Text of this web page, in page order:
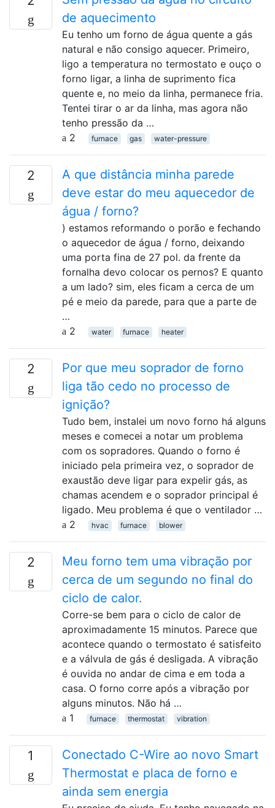
de aquecimento
Eu tenho um forno de água quente a gás
natural e não consigo aquecer. Primeiro,
ligo a temperatura no termostato e ouço o
forno ligar, a linha de suprimento fica
quente e, no meio da linha, permanece fria.
Tentei tirar o ar da linha, mas agora não
tenho pressão da …
2
furnace gas water-pressure
2
A que distância minha parede
deve estar do meu aquecedor de
água / forno?
) estamos reformando o porão e fechando
o aquecedor de água / forno, deixando
uma porta fina de 27 pol. da frente da
fornalha devo colocar os pernos? E quanto
a um lado? sim, eles ficam a cerca de um
pé e meio da parede, para que a parte de
…
2
water furnace heater
2
Por que meu soprador de forno
liga tão cedo no processo de
ignição?
Tudo bem, instalei um novo forno há alguns
meses e comecei a notar um problema
com os sopradores. Quando o forno é
iniciado pela primeira vez, o soprador de
exaustão deve ligar para expelir gás, as
chamas acendem e o soprador principal é
ligado. Meu problema é que o ventilador …
2
hvac furnace blower
2
Meu forno tem uma vibração por
cerca de um segundo no final do
ciclo de calor.
Corre-se bem para o ciclo de calor de
aproximadamente 15 minutos. Parece que
acontece quando o termostato é satisfeito
e a válvula de gás é desligada. A vibração
é ouvida no andar de cima e em toda a
casa. O forno corre após a vibração por
alguns minutos. Não há …
1
furnace thermostat vibration
1
Conectado C-Wire ao novo Smart
Thermostat e placa de forno e
ainda sem energia